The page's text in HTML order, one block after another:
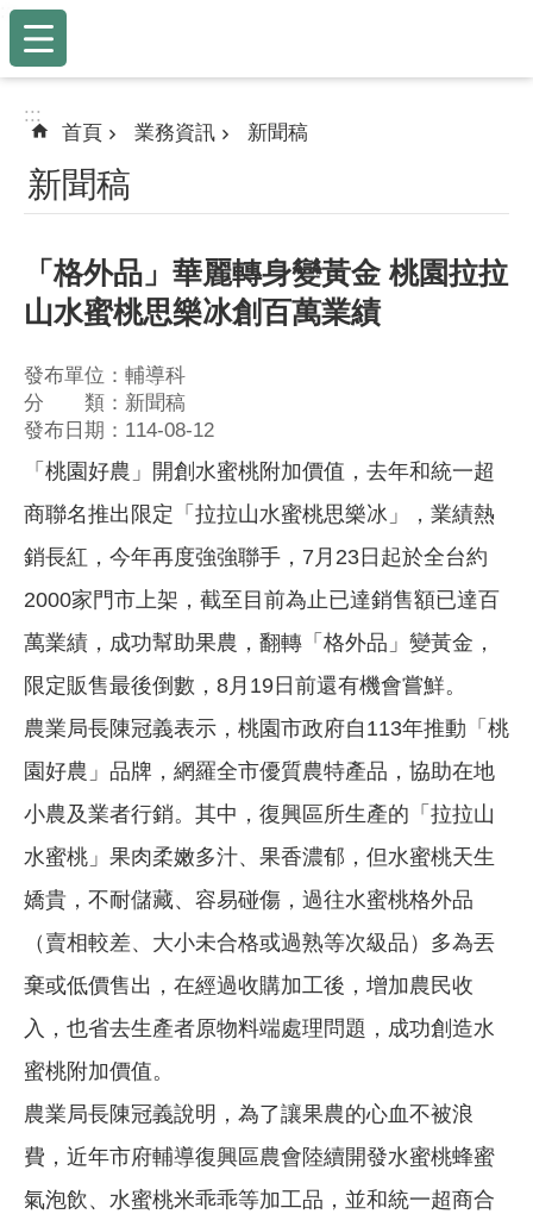
跳到主要內容區塊
:::
:::
首頁 業務資訊 新聞稿
新聞稿
「格外品」華麗轉身變黃金 桃園拉拉
山水蜜桃思樂冰創百萬業績
發布單位：輔導科
分 類：新聞稿
發布日期：114-08-12
「桃園好農」開創水蜜桃附加價值，去年和統一超
商聯名推出限定「拉拉山水蜜桃思樂冰」，業績熱
銷長紅，今年再度強強聯手，7月23日起於全台約
2000家門市上架，截至目前為止已達銷售額已達百
萬業績，成功幫助果農，翻轉「格外品」變黃金，
限定販售最後倒數，8月19日前還有機會嘗鮮。
農業局長陳冠義表示，桃園市政府自113年推動「桃
園好農」品牌，網羅全市優質農特產品，協助在地
小農及業者行銷。其中，復興區所生產的「拉拉山
水蜜桃」果肉柔嫩多汁、果香濃郁，但水蜜桃天生
嬌貴，不耐儲藏、容易碰傷，過往水蜜桃格外品
（賣相較差、大小未合格或過熟等次級品）多為丟
棄或低價售出，在經過收購加工後，增加農民收
入，也省去生產者原物料端處理問題，成功創造水
蜜桃附加價值。
農業局長陳冠義說明，為了讓果農的心血不被浪
費，近年市府輔導復興區農會陸續開發水蜜桃蜂蜜
氣泡飲、水蜜桃米乖乖等加工品，並和統一超商合